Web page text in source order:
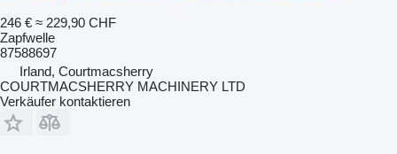
246 € ≈ 229,90 CHF
Zapfwelle
87588697
Irland, Courtmacsherry
COURTMACSHERRY MACHINERY LTD
Verkäufer kontaktieren